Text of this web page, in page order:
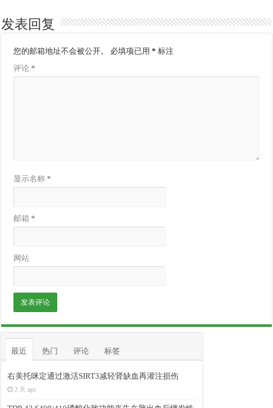
发表回复
您的邮箱地址不会被公开。 必填项已用* 标注
评论*
显示名称*
邮箱*
网站
最近 热门 评论 标签
右美托咪定通过激活SIRT3减轻肾缺血再灌注损伤
2 天 ago